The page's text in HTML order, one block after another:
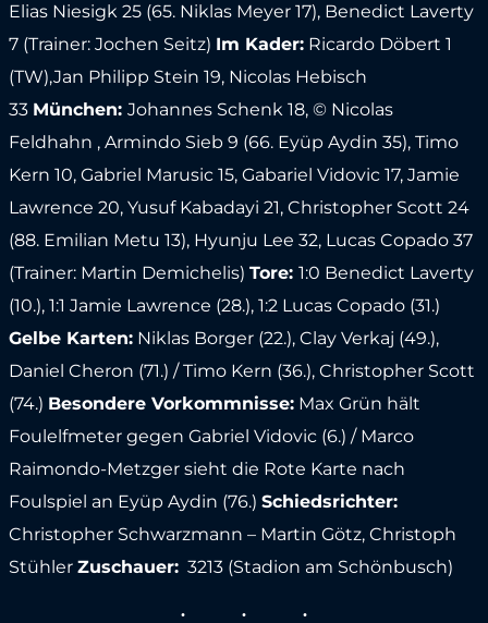
Elias Niesigk 25 (65. Niklas Meyer 17), Benedict Laverty
7 (Trainer: Jochen Seitz) Im Kader:Ricardo Döbert 1
(TW),Jan Philipp Stein 19, Nicolas Hebisch
33 München: Johannes Schenk 18, © Nicolas
Feldhahn , Armindo Sieb 9 (66. Eyüp Aydin 35), Timo
Kern 10, Gabriel Marusic 15, Gabariel Vidovic 17, Jamie
Lawrence 20, Yusuf Kabadayi 21, Christopher Scott 24
(88. Emilian Metu 13), Hyunju Lee 32, Lucas Copado 37
(Trainer: Martin Demichelis) Tore: 1:0 Benedict Laverty
(10.), 1:1 Jamie Lawrence (28.), 1:2 Lucas Copado (31.)
Gelbe Karten:Niklas Borger (22.), Clay Verkaj (49.),
Daniel Cheron (71.) / Timo Kern (36.), Christopher Scott
(74.) Besondere Vorkommnisse:Max Grün hält
Foulelfmeter gegen Gabriel Vidovic (6.) / Marco
Raimondo-Metzger sieht die Rote Karte nach
Foulspiel an Eyüp Aydin (76.) Schiedsrichter:
Christopher Schwarzmann – Martin Götz, Christoph
Stühler Zuschauer:3213 (Stadion am Schönbusch)